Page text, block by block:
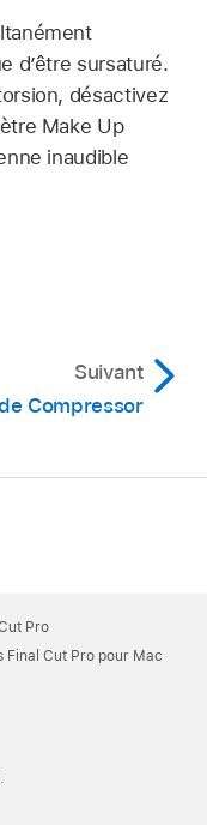
d’être sursaturé.
désactivez
Make Up
inaudible
Suivant
Compressor
Pro
Final Cut Pro pour Mac